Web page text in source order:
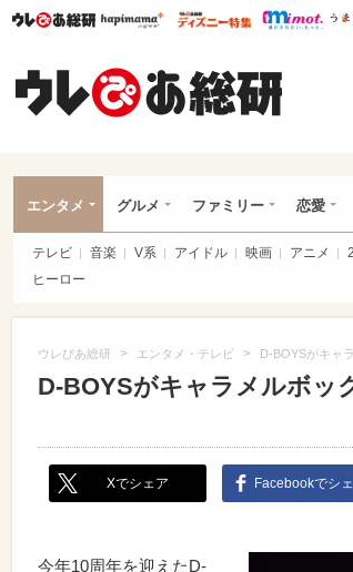
ウレぴあ総研ハピママ* ウレぴあ総
エンタメ グルメ ファミリー 恋愛
テレビ 音楽 V系 アイドル 映画 アニメ
ヒーロー
ウレぴあ総研 > エンタメ・テレビ > D-BOYSがキャ
D-BOYSがキャラメルボッ
Xでシェア Facebookでシ
今年10周年を迎えたD-